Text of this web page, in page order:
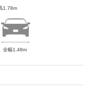
1.78m
全幅1.48m